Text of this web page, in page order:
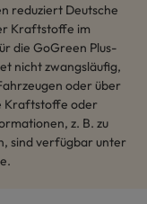
reduziert Deutsche
Kraftstoffe im
die GoGreen Plus-
nicht zwangsläufig,
oder über
Kraftstoffe oder
z. B. zu
sind verfügbar unter